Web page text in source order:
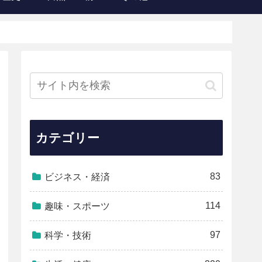
カテゴリー
ビジネス・経済 83
趣味・スポーツ 114
科学・技術 97